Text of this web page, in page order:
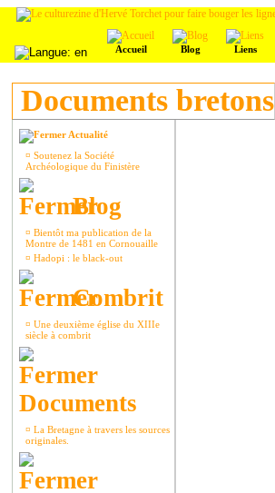
Accueil Blog Liens
Documents bretons
Actualité
¤ Soutenez la Société
Archéologique du Finistère
Blog
¤ Bientôt ma publication de la
Montre de 1481 en Cornouaille
¤ Hadopi : le black-out
Combrit
¤ Une deuxième église du XIIIe
siècle à combrit
Documents
¤ La Bretagne à travers les sources
originales.